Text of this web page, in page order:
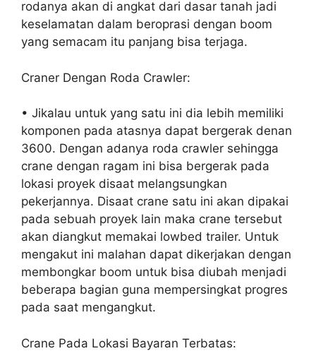
rodanya akan di angkat dari dasar tanah jadi
keselamatan dalam beroprasi dengan boom
yang semacam itu panjang bisa terjaga.
Craner Dengan Roda Crawler:
• Jikalau untuk yang satu ini dia lebih memiliki
komponen pada atasnya dapat bergerak denan
3600. Dengan adanya roda crawler sehingga
crane dengan ragam ini bisa bergerak pada
lokasi proyek disaat melangsungkan
pekerjannya. Disaat crane satu ini akan dipakai
pada sebuah proyek lain maka crane tersebut
akan diangkut memakai lowbed trailer. Untuk
mengakut ini malahan dapat dikerjakan dengan
membongkar boom untuk bisa diubah menjadi
beberapa bagian guna mempersingkat progres
pada saat mengangkut.
Crane Pada Lokasi Bayaran Terbatas: